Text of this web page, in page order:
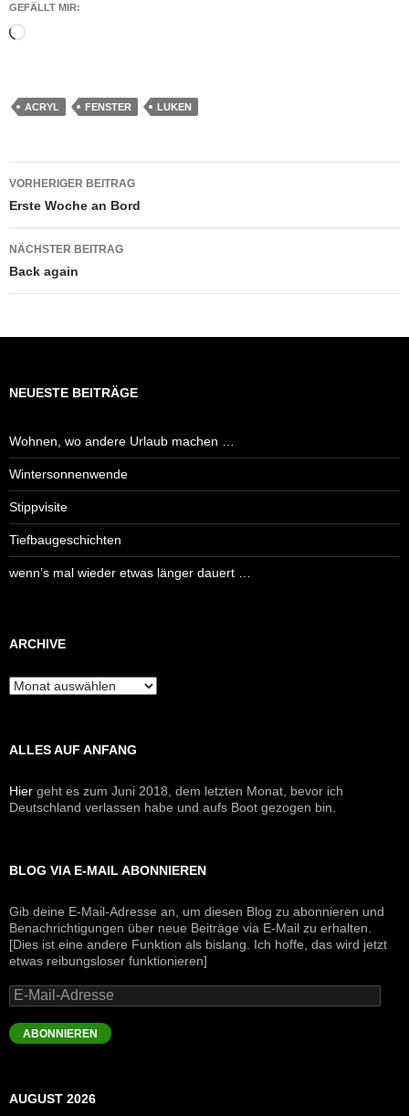
GEFÄLLT MIR:
Wird
ACRYL FENSTER LUKEN
Beitragsnavigation
VORHERIGER BEITRAG
Erste Woche an Bord
NÄCHSTER BEITRAG
Back again
NEUESTE BEITRÄGE
Wohnen, wo andere Urlaub machen …
Wintersonnenwende
Stippvisite
Tiefbaugeschichten
wenn’s mal wieder etwas länger dauert …
ARCHIVE
Archive
ALLES AUF ANFANG
Hier geht es zum Juni 2018, dem letzten Monat, bevor ich
Deutschland verlassen habe und aufs Boot gezogen bin.
BLOG VIA E-MAIL ABONNIEREN
Gib deine E-Mail-Adresse an, um diesen Blog zu abonnieren und
Benachrichtigungen über neue Beiträge via E-Mail zu erhalten.
[Dies ist eine andere Funktion als bislang. Ich hoffe, das wird jetzt
etwas reibungsloser funktionieren]
E-
Mail-
Adresse
ABONNIEREN
AUGUST 2026